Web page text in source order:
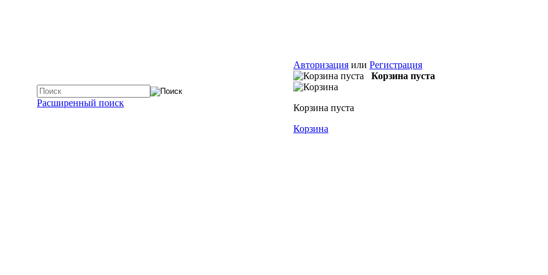
Расширенный поиск
Авторизация или Регистрация
Корзина пуста
Корзина пуста
Корзина